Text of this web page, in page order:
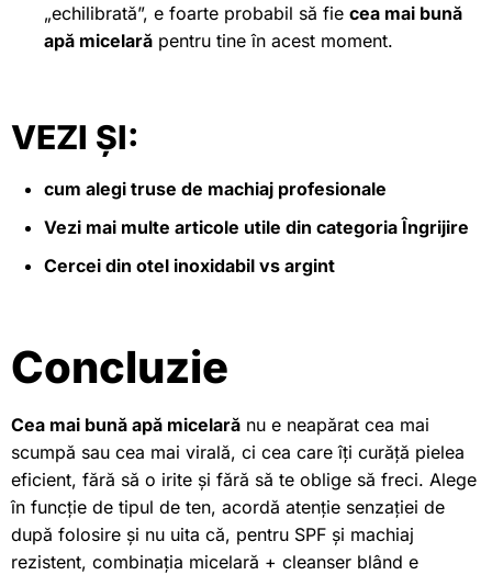
„echilibrată”, e foarte probabil să fie cea mai bună
apă micelară pentru tine în acest moment.
VEZI ȘI:
cum alegi truse de machiaj profesionale
Vezi mai multe articole utile din categoria Îngrijire
Cercei din otel inoxidabil vs argint
Concluzie
Cea mai bună apă micelară nu e neapărat cea mai
scumpă sau cea mai virală, ci cea care îți curăță pielea
eficient, fără să o irite și fără să te oblige să freci. Alege
în funcție de tipul de ten, acordă atenție senzației de
după folosire și nu uita că, pentru SPF și machiaj
rezistent, combinația micelară + cleanser blând e